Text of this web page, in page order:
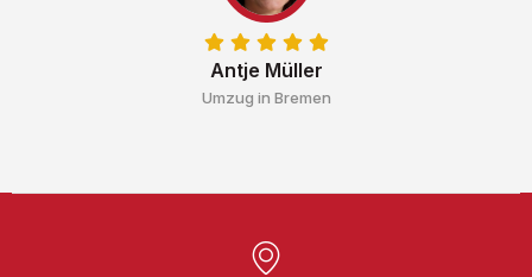
Antje Müller
Umzug in Bremen